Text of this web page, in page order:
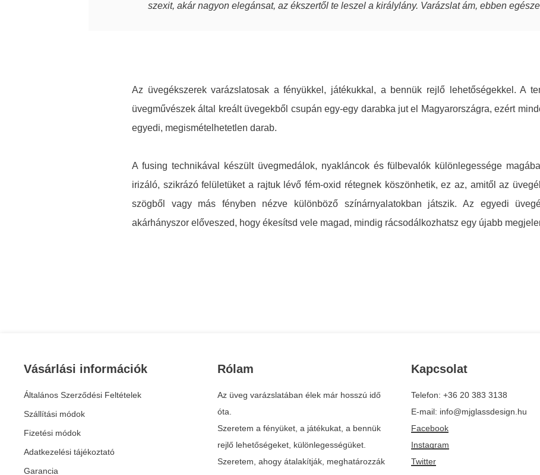
szexit, akár nagyon elegánsat, az ékszertől te leszel a királylány. Varázslat ám, ebben
Az üvegékszerek varázslatosak a fényükkel, játékukkal, a bennük rejlő lehetőségekkel. A
üvegművészek által kreált üvegekből csupán egy-egy darabka jut el Magyarországra, ezért
egyedi, megismételhetetlen darab.
A fusing technikával készült üvegmedálok, nyakláncok és fülbevalók különlegessége
irizáló, szikrázó felületüket a rajtuk lévő fém-oxid rétegnek köszönhetik, ez az, amitől az
szögből vagy más fényben nézve különböző színárnyalatokban játszik. Az egyedi
akárhányszor előveszed, hogy ékesítsd vele magad, mindig rácsodálkozhatsz egy újabb
Vásárlási információk
Általános Szerződési Feltételek
Szállítási módok
Fizetési módok
Adatkezelési tájékoztató
Garancia
Rólam
Az üveg varázslatában élek már hosszú idő
óta.
Szeretem a fényüket, a játékukat, a bennük
rejlő lehetőségeket, különlegességüket.
Szeretem, ahogy átalakítják, meghatározzák
Kapcsolat
Telefon: +36 20 383 3138
E-mail: info@mjglassdesign.hu
Facebook
Instagram
Twitter